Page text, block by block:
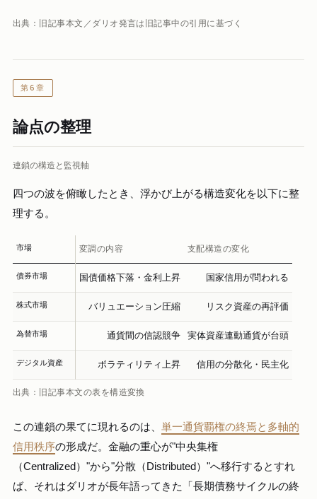
出典：旧記事本文／ダリオ発言は旧記事中の引用に基づく
第6章
論点の整理
連鎖の構造と監視軸
四つの波を俯瞰したとき、浮かび上がる構造変化を以下に整
理する。
市場 変調の内容 支配構造の変化
債券市場 国債価格下落・金利上昇 国家信用が問われる
株式市場 バリュエーション圧縮 リスク資産の再評価
為替市場 通貨間の信認競争 実体資産連動通貨が台頭
デジタル資産 ボラティリティ上昇 信用の分散化・民主化
出典：旧記事本文の表を構造変換
この連鎖の果てに現れるのは、 単一通貨覇権の終焉と多軸的
信用秩序の形成だ。金融の重心が"中央集権
（Centralized）"から"分散（Distributed）"へ移行するとすれ
ば、それはダリオが長年語ってきた「長期債務サイクルの終